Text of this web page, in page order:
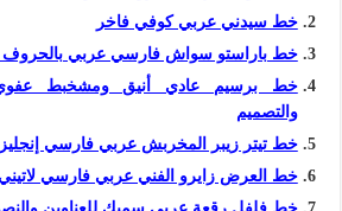
خط سيدني عربي كوفي فاخر
خط باراستو سواش فارسي عربي بالحروف
خط برسيم عادي أنيق ومشخبط عفوي
والتصميم
خط تيتر زيبر المخربش عربي فارسي
خط العرض زايرو الفني عربي فارسي لاتيني